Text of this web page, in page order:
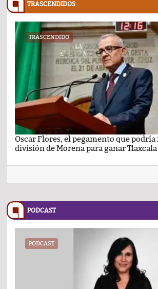
TRASCENDIDOS
TRASCENDIDO
Oscar Flores, el pegamento que podría
división de Morena para ganar
PODCAST
PODCAST